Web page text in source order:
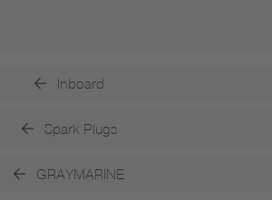
Inboard
Spark Plugs
GRAYMARINE